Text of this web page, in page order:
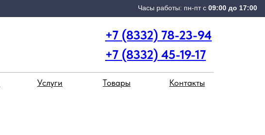
Часы работы: пн-пт с 09:00 до 17:00
Услуги Товары Контакты
+7 (8332) 78-23-94
+7 (8332) 45-19-17